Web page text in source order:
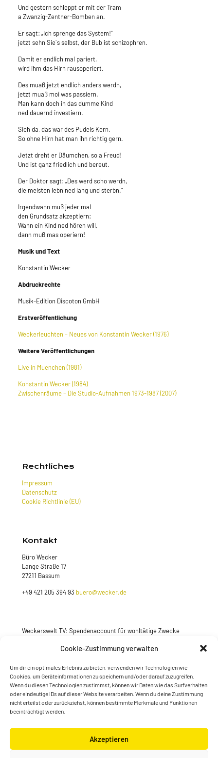
Cookie-Zustimmung verwalten
Um dir ein optimales Erlebnis zu bieten, verwenden wir Technologien wie
Cookies, um Geräteinformationen zu speichern und/oder darauf zuzugreifen.
Wenn du diesen Technologien zustimmst, können wir Daten wie das Surfverhalten
oder eindeutige IDs auf dieser Website verarbeiten. Wenn du deine Zustimmung
nicht erteilst oder zurückziehst, können bestimmte Merkmale und Funktionen
beeinträchtigt werden.
Akzeptieren
Und gestern schleppt er mit der Tram
a Zwanzig-Zentner-Bomben an.
Er sagt: „Ich sprenge das System!“
jetzt sehn Sie´s selbst, der Bub ist schizophren.
Damit er endlich mal pariert,
wird ihm das Hirn rausoperiert.
Des muaß jetzt endlich anders werdn,
jetzt muaß moi was passiern.
Man kann doch in das dumme Kind
ned dauernd investiern.
Sieh da, das war des Pudels Kern.
So ohne Hirn hat man ihn richtig gern.
Jetzt dreht er Däumchen, so a Freud!
Und ist ganz friedlich und bereut.
Der Doktor sagt: „Des werd scho werdn,
die meisten lebn ned lang und sterbn.“
Irgendwann muß jeder mal
den Grundsatz akzeptiern:
Wann ein Kind ned hören will,
dann muß mas operiern!
Musik und Text
Konstantin Wecker
Abdruckrechte
Musik-Edition Discoton GmbH
Erstveröffentlichung
Weckerleuchten – Neues von Konstantin Wecker (1976)
Weitere Veröffentlichungen
Live in Muenchen (1981)
Konstantin Wecker (1984)
Zwischenräume – Die Studio-Aufnahmen 1973-1987 (2007)
Rechtliches
Impressum
Datenschutz
Cookie Richtlinie (EU)
Kontakt
Büro Wecker
Lange Straße 17
27211 Bassum
+49 421 205 394 93 buero@wecker.de
Weckerswelt TV: Spendenaccount für wohltätige Zwecke
Jetzt spenden